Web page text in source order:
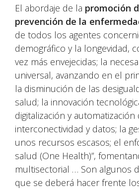
El abordaje de la promoción
prevención de la
de todos los agentes
demográfico y la longevidad,
vez más envejecidas; la
universal, avanzando en el
la disminución de las
salud; la innovación
digitalización y
interconectividad y datos; la
unos recursos escasos; el
salud (One Health)”,
multisectorial … Son algunos
que se deberá hacer frente